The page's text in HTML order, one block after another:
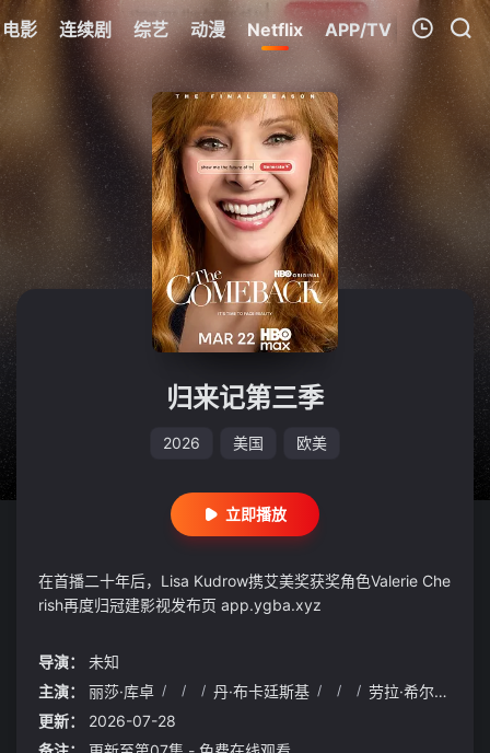
电影 连续剧 综艺 动漫 Netflix APP/TV
我的观影记录
暂无观看影片的记录
归来记第三季
2026 美国 欧美
立即播放
在首播二十年后，Lisa Kudrow携艾美奖获奖角色Valerie Che
rish再度归冠建影视发布页 app.ygba.xyz
导演：
未知
主演：
丽莎·库卓 / / / 丹·布卡廷斯基 / / / 劳拉·希尔维曼
更新：
2026-07-28